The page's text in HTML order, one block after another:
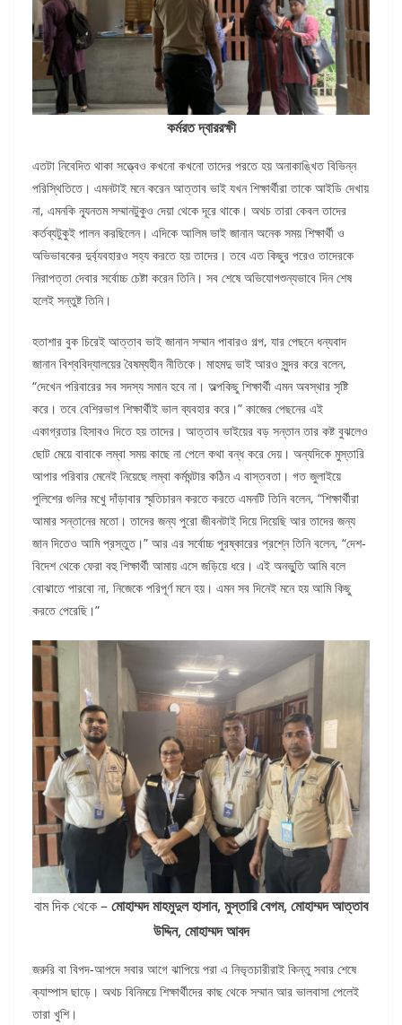
কর্মরত দ্বাররক্ষী
এতটা নিবেদিত থাকা সত্ত্বেও কখনো কখনো তাদের পরতে হয় অনাকাঙ্খিত বিভিন্ন
পরিস্থিতিতে। এমনটাই মনে করেন আত্তাব ভাই যখন শিক্ষার্থীরা তাকে আইডি দেখায়
না, এমনকি ন্যূনতম সম্মানটুকুও দেয়া থেকে দূরে থাকে। অথচ তারা কেবল তাদের
কর্তব্যটুকুই পালন করছিলেন। এদিকে আলিম ভাই জানান অনেক সময় শিক্ষার্থী ও
অভিভাবকের দুর্ব্যবহারও সহ্য করতে হয় তাদের। তবে এত কিছুর পরেও তাদেরকে
নিরাপত্তা দেবার সর্বোচ্চ চেষ্টা করেন তিনি। সব শেষে অভিযোগশুন্যভাবে দিন শেষ
হলেই সন্তুষ্ট তিনি।
হতাশার বুক চিরেই আত্তাব ভাই জানান সম্মান পাবারও গল্প, যার পেছনে ধন্যবাদ
জানান বিশ্ববিদ্যালয়ের বৈষম্যহীন নীতিকে। মাহমদু ভাই আরও সুন্দর করে বলেন,
“দেখেন পরিবারের সব সদস্য সমান হবে না। অল্পকিছু শিক্ষার্থী এমন অবস্থার সৃষ্টি
করে। তবে বেশিরভাগ শিক্ষার্থীই ভাল ব্যবহার করে।” কাজের পেছনের এই
একাগ্রতার হিসাবও দিতে হয় তাদের। আত্তাব ভাইয়ের বড় সন্তান তার কষ্ট বুঝলেও
ছোট মেয়ে বাবাকে লম্বা সময় কাছে না পেলে কথা বন্ধ করে দেয়। অন্যদিকে মুস্তারি
আপার পরিবার মেনেই নিয়েছে লম্বা কর্মঘন্টার কঠিন এ বাস্তবতা। গত জুলাইয়ে
পুলিশের গুলির মখেু দাঁড়াবার স্মৃতিচারন করতে করতে এমনটি তিনি বলেন, “শিক্ষার্থীরা
আমার সন্তানের মতো। তাদের জন্য পুরো জীবনটাই দিয়ে দিয়েছি আর তাদের জন্য
জান দিতেও আমি প্রস্তুত।” আর এর সর্বোচ্চ পুরষ্কারের প্রশ্নে তিনি বলেন, “দেশ-
বিদেশ থেকে ফেরা বহু শিক্ষার্থী আমায় এসে জড়িয়ে ধরে। এই অনভুুতি আমি বলে
বোঝাতে পারবো না, নিজেকে পরিপূর্ণ মনে হয়। এমন সব দিনেই মনে হয় আমি কিছু
করতে পেরেছি।”
বাম দিক থেকে –মোহাম্মদ মাহমুদুল হাসান, মুস্তারি বেগম, মোহাম্মদ আত্তাব
উদ্দিন, মোহাম্মদ আবদ
জরুরি বা বিপদ-আপদে সবার আগে ঝাপিয়ে পরা এ নিভৃতচারীরাই কিন্তু সবার শেষে
ক্যাম্পাস ছাড়ে। অথচ বিনিময়ে শিক্ষার্থীদের কাছ থেকে সম্মান আর ভালবাসা পেলেই
তারা খুশি।